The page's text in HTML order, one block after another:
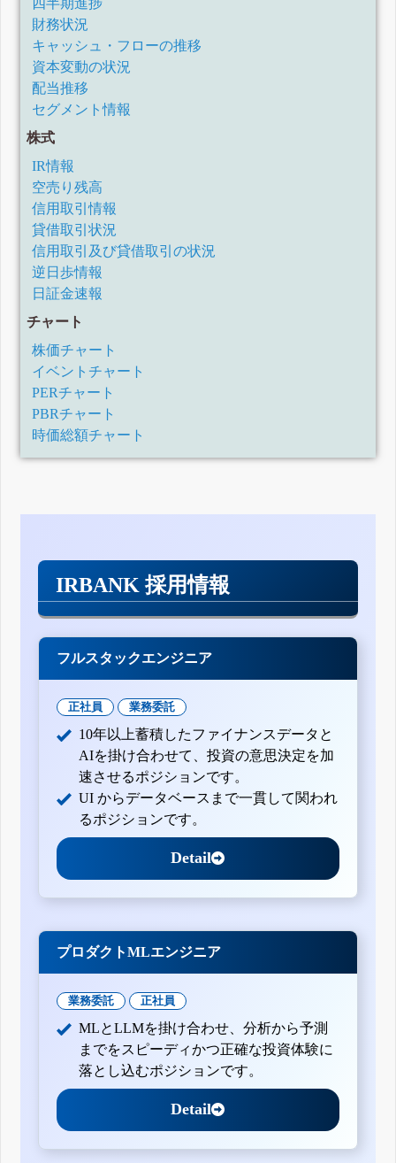
財務状況
キャッシュ・フローの推移
資本変動の状況
配当推移
セグメント情報
株式
IR情報
空売り残高
信用取引情報
貸借取引状況
信用取引及び貸借取引の状況
逆日歩情報
日証金速報
チャート
株価チャート
イベントチャート
PERチャート
PBRチャート
時価総額チャート
IRBANK 採用情報
フルスタックエンジニア
正社員 業務委託
10年以上蓄積したファイナンスデータと
AIを掛け合わせて、投資の意思決定を加
速させるポジションです。
UI からデータベースまで一貫して関われ
るポジションです。
Detail
プロダクトMLエンジニア
業務委託 正社員
MLとLLMを掛け合わせ、分析から予測
までをスピーディかつ正確な投資体験に
落とし込むポジションです。
Detail